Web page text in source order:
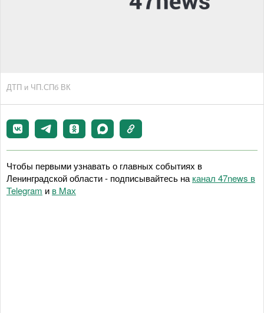
ДТП и ЧП.СПб ВК
Чтобы первыми узнавать о главных событиях в
Ленинградской области - подписывайтесь на канал 47news в
Telegram и в Maх